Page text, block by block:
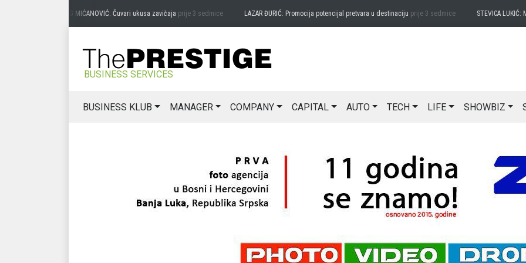
PREDRAG MIĆANOVIĆ: Čuvari ukusa zavičajaprije 3 sedmice LAZAR ĐURIĆ: Promocija potencijal pretvara u destinacijuprije 3 sedmice STEVICA LUKIĆ:
BUSINESS SERVICES
BUSINESS KLUB MANAGER COMPANY CAPITAL AUTO TECH LIFE SHOWBIZ